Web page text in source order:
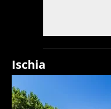
Ischia